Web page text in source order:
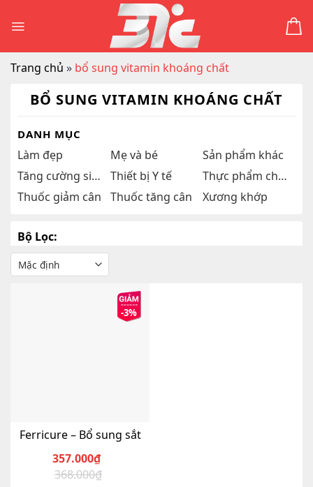
Trang chủ » bổ sung vitamin khoáng chất
BỔ SUNG VITAMIN KHOÁNG CHẤT
DANH MỤC
Làm đẹp Mẹ và bé
Sản phẩm khác
Tăng cường sinh lý
Thiết bị Y tế
Thực phẩm chức năng
Thuốc giảm cân
Thuốc tăng cân Xương khớp
Bộ Lọc:
-3%
Ferricure – Bổ sung sắt
368.000₫
Giá
357.000₫
Giá